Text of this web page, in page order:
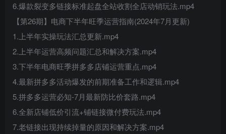
6.爆款裂变多链接标准起盘全站收割全店动销玩法.mp4
【第26期】电商下半年旺季运营指南(2024年7月更新)
1.上半年实操玩法汇总更新.mp4
2.上半年运营高频问题汇总和解决方案.mp4
3.下半年电商旺季拼多多店铺运营重点.mp4
4.最新拼多多活动爆发的前期准备工作和逻辑.mp4
5.拼多多运营必知-7月最新防比价套路.mp4
6.全新店铺低价引流+铺链接微付费玩法.mp4
7.老链接出现持续掉量的原因和解决方案.mp4